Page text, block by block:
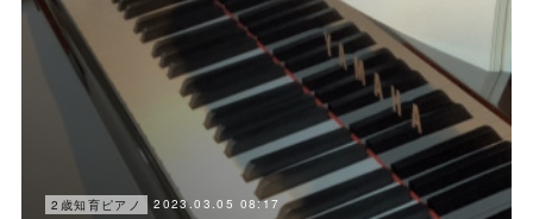
2歳知育ピアノ 2023.03.05 08:17